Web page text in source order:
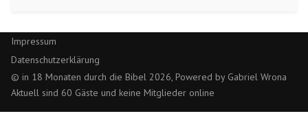
Impressum
Datenschutzerklärung
© in 18 Monaten durch die Bibel 2026, Powered by Gabriel Wrona
Aktuell sind 60 Gäste und keine Mitglieder online